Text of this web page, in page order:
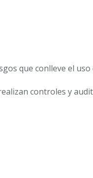
que conlleve el
controles y